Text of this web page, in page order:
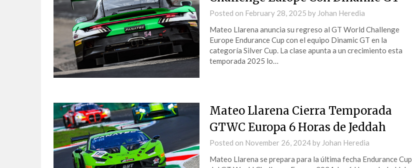
Posted on February 28, 2025 by Johan Heredia
Mateo Llarena anuncia su regreso al GT World Challenge
Europe Endurance Cup con el equipo Dinamic GT en la
categoría Silver Cup. La clase apunta a un crecimiento esta
temporada 2025 lo…
Mateo Llarena Cierra Temporada
GTWC Europa 6 Horas de Jeddah
Posted on November 26, 2024by Johan Heredia
Mateo Llarena se prepara para la última fecha Endurance Cup